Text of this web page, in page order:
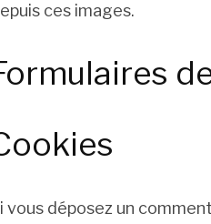
ces images.
vous déposez un